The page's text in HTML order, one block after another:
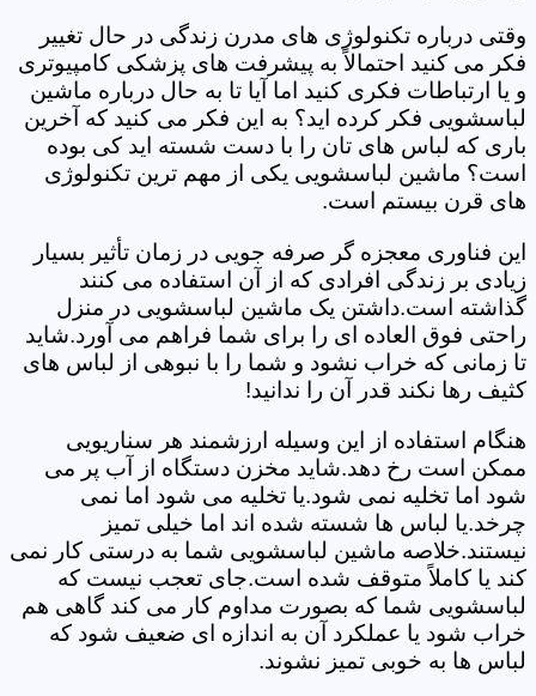
وقتی درباره تکنولوژی های مدرن زندگی در حال تغییر
فکر می کنید احتمالاً به پیشرفت های پزشکی کامپیوتری
و یا ارتباطات فکری کنید اما آیا تا به حال درباره ماشین
لباسشویی فکر کرده اید؟ به این فکر می کنید که آخرین
باری که لباس های تان را با دست شسته اید کی بوده
است؟ ماشین لباسشویی یکی از مهم ترین تکنولوژی
های قرن بیستم است.
این فناوری معجزه گر صرفه جویی در زمان تأثیر بسیار
زیادی بر زندگی افرادی که از آن استفاده می کنند
گذاشته است.داشتن یک ماشین لباسشویی در منزل
راحتی فوق العاده ای را برای شما فراهم می آورد.شاید
تا زمانی که خراب نشود و شما را با نبوهی از لباس های
کثیف رها نکند قدر آن را ندانید!
هنگام استفاده از این وسیله ارزشمند هر سناریویی
ممکن است رخ دهد.شاید مخزن دستگاه از آب پر می
شود اما تخلیه نمی شود.یا تخلیه می شود اما نمی
چرخد.یا لباس ها شسته شده اند اما خیلی تمیز
نیستند.خلاصه ماشین لباسشویی شما به درستی کار نمی
کند یا کاملاً متوقف شده است.جای تعجب نیست که
لباسشویی شما که بصورت مداوم کار می کند گاهی هم
خراب شود یا عملکرد آن به اندازه ای ضعیف شود که
لباس ها به خوبی تمیز نشوند.